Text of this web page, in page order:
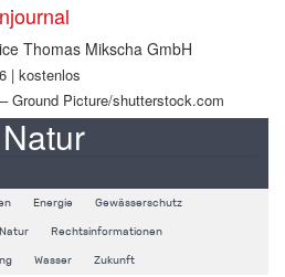
Thomas Mikscha GmbH
| kostenlos
Ground Picture/shutterstock.com
Energie Gewässerschutz
Natur Rechtsinformationen
Wasser Zukunft